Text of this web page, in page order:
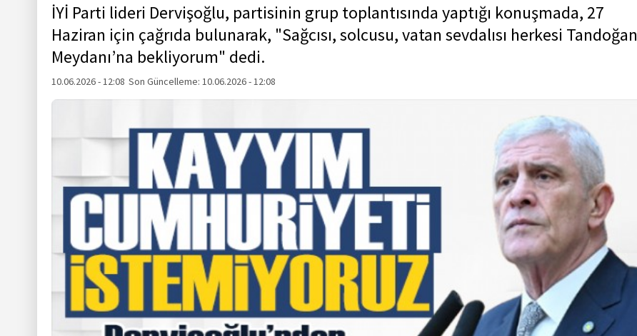
İYİ Parti lideri Dervişoğlu, partisinin grup toplantısında yaptığı konuşmada, 27
Haziran için çağrıda bulunarak, "Sağcısı, solcusu, vatan sevdalısı herkesi Tandoğan
Meydanı’na bekliyorum" dedi.
10.06.2026 - 12:08 Son Güncelleme:10.06.2026 - 12:08